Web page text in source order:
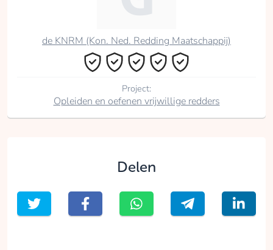
de KNRM (Kon. Ned. Redding Maatschappij)
Project:
Opleiden en oefenen vrijwillige redders
Delen